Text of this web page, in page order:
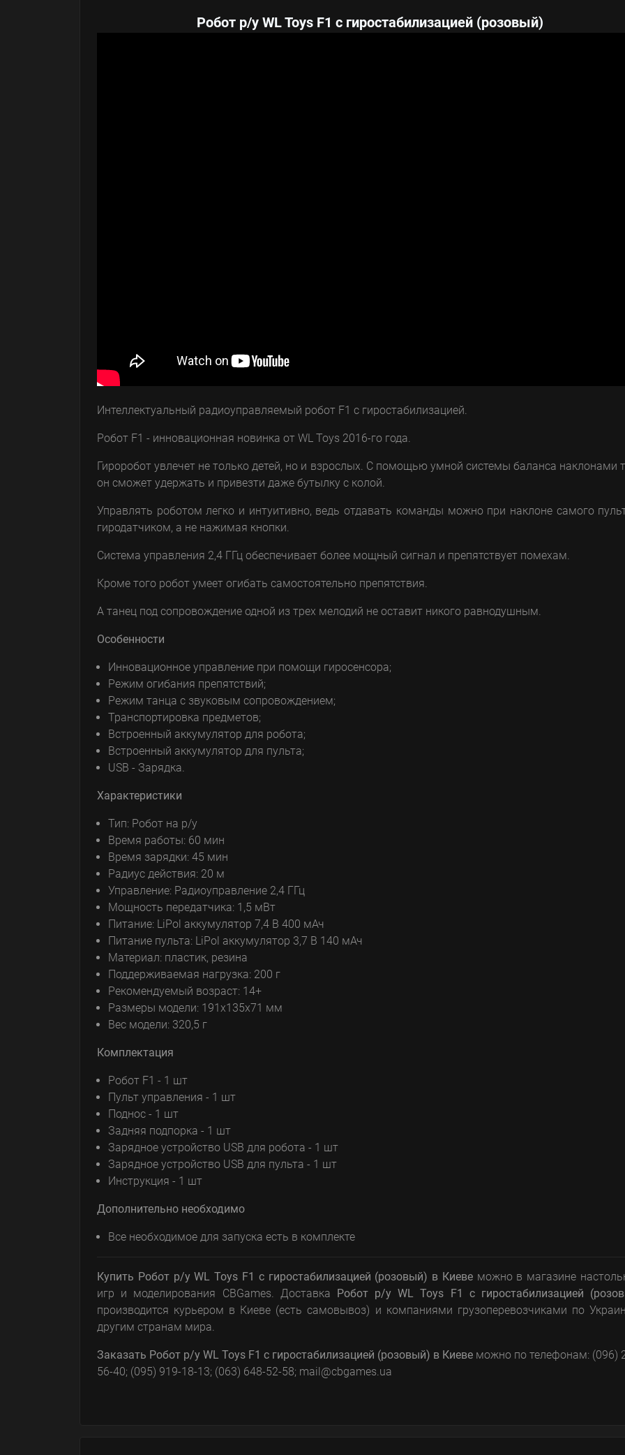
Робот р/у WL Toys F1 с гиростабилизацией (розовый)
Интеллектуальный радиоуправляемый робот F1 с гиростабилизацией.
Робот F1 - инновационная новинка от WL Toys 2016-го года.
Гироробот увлечет не только детей, но и взрослых. С помощью умной системы баланса наклонами
он сможет удержать и привезти даже бутылку с колой.
Управлять роботом легко и интуитивно, ведь отдавать команды можно при наклоне самого
гиродатчиком, а не нажимая кнопки.
Система управления 2,4 ГГц обеспечивает более мощный сигнал и препятствует помехам.
Кроме того робот умеет огибать самостоятельно препятствия.
А танец под сопровождение одной из трех мелодий не оставит никого равнодушным.
Особенности
Инновационное управление при помощи гиросенсора;
Режим огибания препятствий;
Режим танца с звуковым сопровождением;
Транспортировка предметов;
Встроенный аккумулятор для робота;
Встроенный аккумулятор для пульта;
USB - Зарядка.
Характеристики
Тип: Робот на р/у
Время работы: 60 мин
Время зарядки: 45 мин
Радиус действия: 20 м
Управление: Радиоуправление 2,4 ГГц
Мощность передатчика: 1,5 мВт
Питание: LiPol аккумулятор 7,4 В 400 мАч
Питание пульта: LiPol аккумулятор 3,7 В 140 мАч
Материал: пластик, резина
Поддерживаемая нагрузка: 200 г
Рекомендуемый возраст: 14+
Размеры модели: 191х135х71 мм
Вес модели: 320,5 г
Комплектация
Робот F1 - 1 шт
Пульт управления - 1 шт
Поднос - 1 шт
Задняя подпорка - 1 шт
Зарядное устройство USB для робота - 1 шт
Зарядное устройство USB для пульта - 1 шт
Инструкция - 1 шт
Дополнительно необходимо
Все необходимое для запуска есть в комплекте
Купить Робот р/у WL Toys F1 с гиростабилизацией (розовый) в Киевеможно в магазине
игр и моделирования CBGames. Доставка
Робот р/у WL Toys F1 с гиростабилизацией
производится курьером в Киеве (есть самовывоз) и компаниями грузоперевозчиками по
другим странам мира.
Заказать Робот р/у WL Toys F1 с гиростабилизацией (розовый) в Киеве можно по телефонам: (096)
56-40; (095) 919-18-13; (063) 648-52-58; mail@cbgames.ua